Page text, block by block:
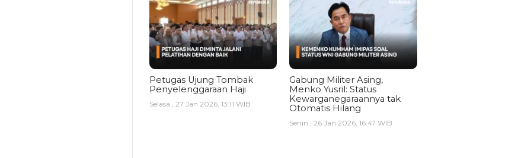
Petugas Ujung Tombak
Penyelenggaraan Haji
Selasa , 27 Jan 2026, 13:11 WIB
Gabung Militer Asing,
Menko Yusril: Status
Kewarganegaraannya tak
Otomatis Hilang
Senin , 26 Jan 2026, 16:47 WIB